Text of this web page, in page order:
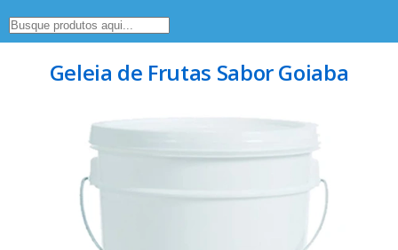
Geleia de Frutas Sabor Goiaba